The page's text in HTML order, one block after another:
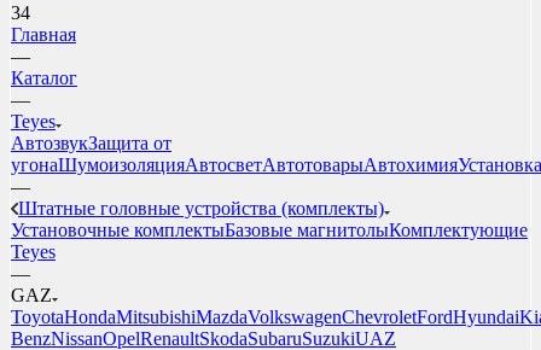
34
Главная
—
Каталог
—
Teyes
АвтозвукЗащита от
угонаШумоизоляцияАвтосветАвтотоварыАвтохимияУстановка
—
Штатные головные устройства (комплекты)
Установочные комплектыБазовые магнитолыКомплектующие
Teyes
—
GAZ
ToyotaHondaMitsubishiMazdaVolkswagenChevroletFordHyundai
BenzNissanOpelRenaultSkodaSubaruSuzukiUAZ